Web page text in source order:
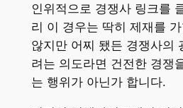
인위적으로 경쟁사 링크를
리 이 경우는 딱히 제재를
않지만 어찌 됐든 경쟁사의
려는 의도라면 건전한 경쟁
는 행위가 아닌가 합니다.